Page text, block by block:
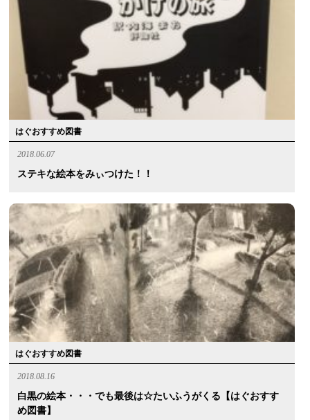
はぐおすすめ図書
2018.06.07
ステキな絵本をみぃつけた！！
はぐおすすめ図書
2018.08.16
白黒の絵本・・・でも最後は☆たいふうがくる【はぐおすす
め図書】